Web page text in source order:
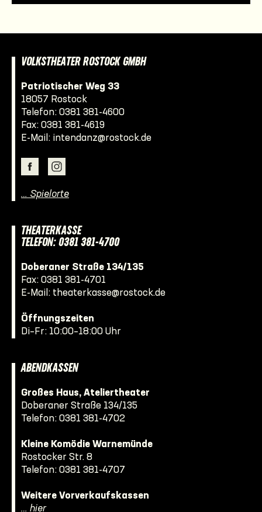
VOLKSTHEATER ROSTOCK GMBH
Patriotischer Weg 33
18057 Rostock
Telefon: 0381 381-4600
Fax: 0381 381-4619
E-Mail: intendanz@rostock.de
… Spielorte
THEATERKASSE
TELEFON: 0381 381-4700
Doberaner Straße 134/135
Fax: 0381 381-4701
E-Mail: theaterkasse@rostock.de
Öffnungszeiten
Di–Fr: 10:00–18:00 Uhr
ABENDKASSEN
Großes Haus, Ateliertheater
Doberaner Straße 134/135
Telefon: 0381 381-4702
Kleine Komödie Warnemünde
Rostocker Str. 8
Telefon: 0381 381-4707
Weitere Vorverkaufskassen
… hier